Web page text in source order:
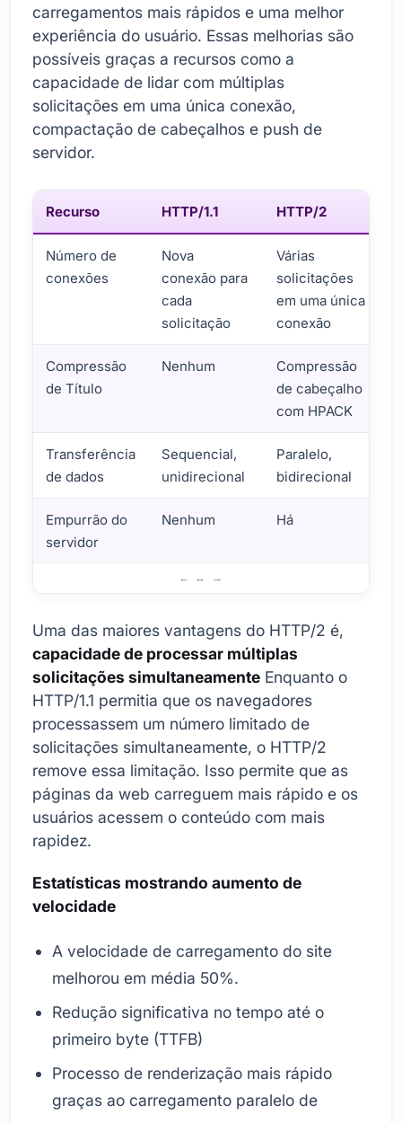
carregamentos mais rápidos e uma melhor
experiência do usuário. Essas melhorias são
possíveis graças a recursos como a
capacidade de lidar com múltiplas
solicitações em uma única conexão,
compactação de cabeçalhos e push de
servidor.
Recurso HTTP/1.1 HTTP/2
Número de
conexões
Nova
conexão para
cada
solicitação
Várias
solicitações
em uma única
conexão
Compressão
de Título
Nenhum
Compressão
de cabeçalho
com HPACK
Transferência
de dados
Sequencial,
unidirecional
Paralelo,
bidirecional
Empurrão do
servidor
Nenhum Há
Uma das maiores vantagens do HTTP/2 é,
capacidade de processar múltiplas
solicitações simultaneamente Enquanto o
HTTP/1.1 permitia que os navegadores
processassem um número limitado de
solicitações simultaneamente, o HTTP/2
remove essa limitação. Isso permite que as
páginas da web carreguem mais rápido e os
usuários acessem o conteúdo com mais
rapidez.
Estatísticas mostrando aumento de
velocidade
A velocidade de carregamento do site
melhorou em média 50%.
Redução significativa no tempo até o
primeiro byte (TTFB)
Processo de renderização mais rápido
graças ao carregamento paralelo de